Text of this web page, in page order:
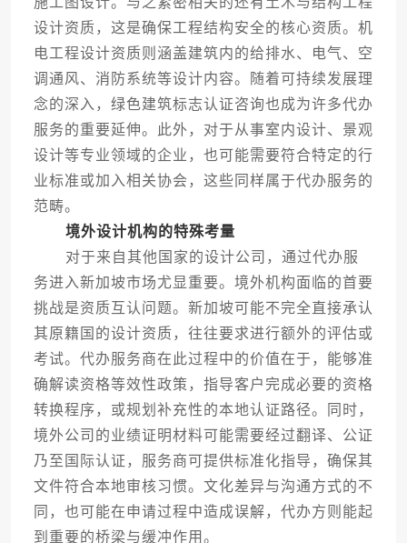
设计资质，这是确保工程结构安全的核心资质。机
电工程设计资质则涵盖建筑内的给排水、电气、空
调通风、消防系统等设计内容。随着可持续发展理
念的深入，绿色建筑标志认证咨询也成为许多代办
服务的重要延伸。此外，对于从事室内设计、景观
设计等专业领域的企业，也可能需要符合特定的行
业标准或加入相关协会，这些同样属于代办服务的
范畴。
境外设计机构的特殊考量
对于来自其他国家的设计公司，通过代办服
务进入新加坡市场尤显重要。境外机构面临的首要
挑战是资质互认问题。新加坡可能不完全直接承认
其原籍国的设计资质，往往要求进行额外的评估或
考试。代办服务商在此过程中的价值在于，能够准
确解读资格等效性政策，指导客户完成必要的资格
转换程序，或规划补充性的本地认证路径。同时，
境外公司的业绩证明材料可能需要经过翻译、公证
乃至国际认证，服务商可提供标准化指导，确保其
文件符合本地审核习惯。文化差异与沟通方式的不
同，也可能在申请过程中造成误解，代办方则能起
到重要的桥梁与缓冲作用。